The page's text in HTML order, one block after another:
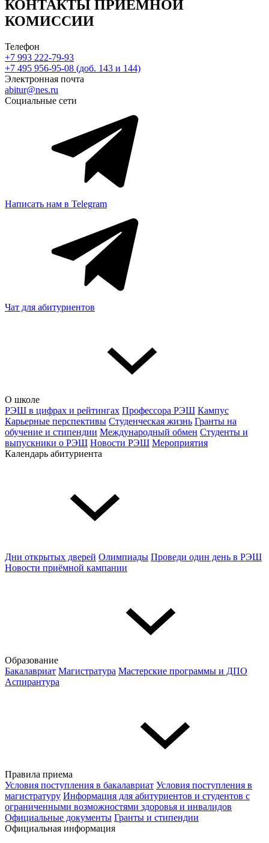
КОНТАКТЫ ПРИЁМНОЙ
КОМИССИИ
Телефон
+7 993 222-79-93
+7 495 956-95-08 (доб. 143 и 144)
Электронная почта
abitur@nes.ru
Социальные сети
Написать нам в Telegram
Чат для абитуриентов
О школе
РЭШ в цифрах и рейтингах Профессора РЭШ Кампус
Карьерные перспективы Студенческая жизнь Гранты на
обучение и стипендии Международный обмен Студенты и
выпускники о РЭШ Новости РЭШ Мероприятия
Календарь абитуриента
Дни открытых дверей Олимпиады Проведи один день в РЭШ
Новости приёмной кампании
Образование
Бакалавриат Магистратура Мастерские программы и ДПО
Аспирантура
Правила приема
Условия поступления в бакалавриат Условия поступления в
магистратуру Информация для абитуриентов и студентов с
ограниченными возможностями здоровья и инвалидов
Официальные документы Гранты и стипендии
Официальная информация